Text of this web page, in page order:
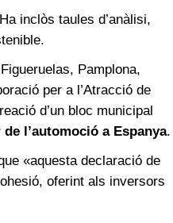
inclòs taules d’anàlisi,
Pamplona,
per a l’Atracció de
d’un bloc municipal
l’automoció a Espanya.
«aquesta declaració de
oferint als inversors